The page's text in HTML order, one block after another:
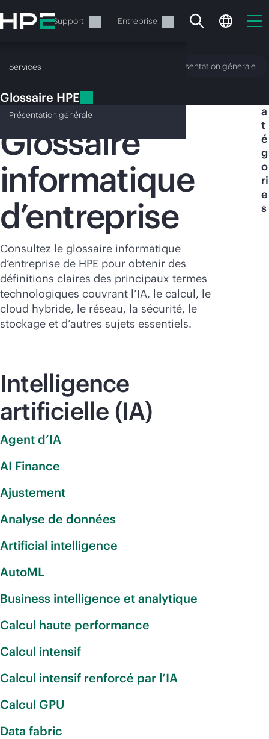
au
contenu
Services Support Entreprise
Services
Votre panier est
actuellement vide
Rendez-vous dans la boutique HPE pour
découvrir, configurer et commander.
Acheter maintenant
Glossaire HPE Présentation générale
Présentation générale
Glossaire HPE
HPE
Glossaire
informatique
d’entreprise
Consultez le glossaire informatique
d’entreprise de HPE pour obtenir des
définitions claires des principaux termes
technologiques couvrant l’IA, le calcul, le
cloud hybride, le réseau, la sécurité, le
stockage et d’autres sujets essentiels.
a
t
é
g
o
ri
e
s
Intelligence
artificielle (IA)
Agent d’IA
AI Finance
Ajustement
Analyse de données
Artificial intelligence
AutoML
Business intelligence et analytique
Calcul haute performance
Calcul intensif
Calcul intensif renforcé par l’IA
Calcul GPU
Data fabric